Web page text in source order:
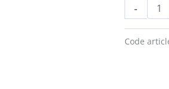
-
Code